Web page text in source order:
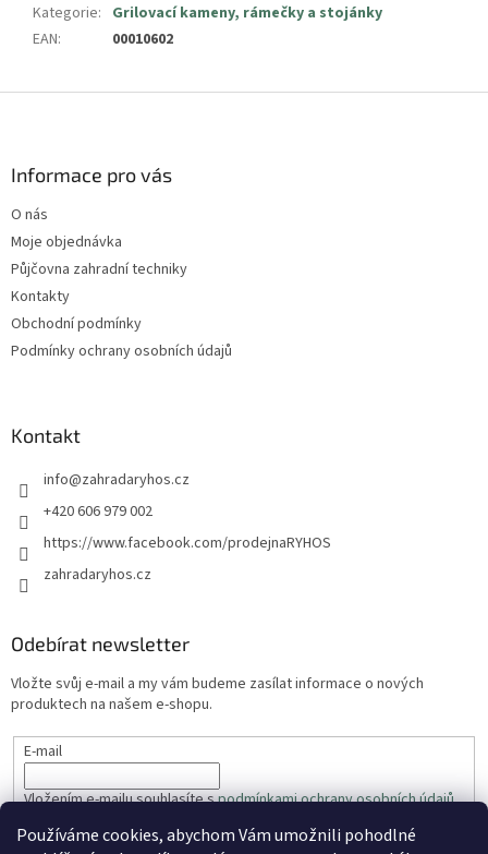
Používáme cookies, abychom Vám umožnili pohodlné
Kategorie: Grilovací kameny, rámečky a stojánky
EAN: 00010602
Informace pro vás
O nás
Moje objednávka
Půjčovna zahradní techniky
Kontakty
Obchodní podmínky
Podmínky ochrany osobních údajů
Kontakt
info@zahradaryhos.cz
+420 606 979 002
https://www.facebook.com/prodejnaRYHOS
zahradaryhos.cz
Odebírat newsletter
Vložte svůj e-mail a my vám budeme zasílat informace o nových
produktech na našem e-shopu.
E-mail
Vložením e-mailu souhlasíte spodmínkami ochrany osobních údajů